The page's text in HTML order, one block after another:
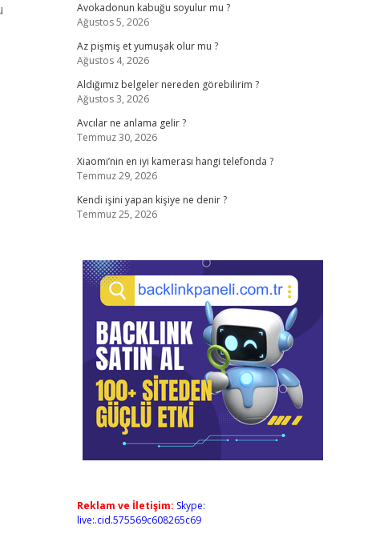
Avokadonun kabuğu soyulur mu ?
Ağustos 5, 2026
Az pişmiş et yumuşak olur mu ?
Ağustos 4, 2026
Aldığımız belgeler nereden görebilirim ?
Ağustos 3, 2026
Avcılar ne anlama gelir ?
Temmuz 30, 2026
Xiaomi’nin en iyi kamerası hangi telefonda ?
Temmuz 29, 2026
Kendi işini yapan kişiye ne denir ?
Temmuz 25, 2026
Reklam ve İletişim: Skype:
live:.cid.575569c608265c69